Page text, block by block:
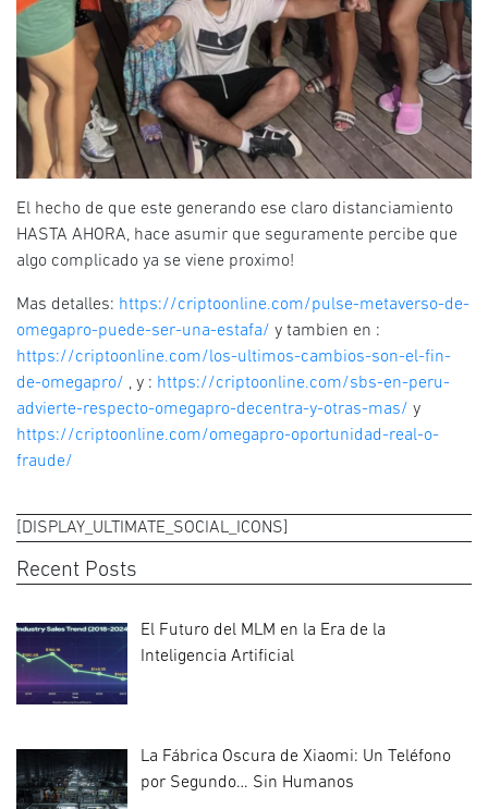
El hecho de que este generando ese claro distanciamiento
HASTA AHORA, hace asumir que seguramente percibe que
algo complicado ya se viene proximo!
Mas detalles: https://criptoonline.com/pulse-metaverso-de-
omegapro-puede-ser-una-estafa/ y tambien en :
https://criptoonline.com/los-ultimos-cambios-son-el-fin-
de-omegapro/ , y : https://criptoonline.com/sbs-en-peru-
advierte-respecto-omegapro-decentra-y-otras-mas/ y
https://criptoonline.com/omegapro-oportunidad-real-o-
fraude/
[DISPLAY_ULTIMATE_SOCIAL_ICONS]
Recent Posts
El Futuro del MLM en la Era de la
Inteligencia Artificial
La Fábrica Oscura de Xiaomi: Un Teléfono
por Segundo… Sin Humanos